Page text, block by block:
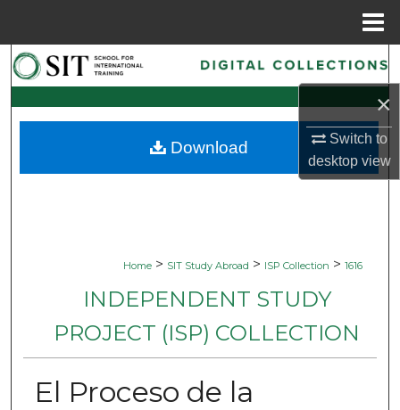
×
Switch to
desktopview
Search
Browse Collections
My Account
Home > SIT Study Abroad > ISP Collection > 1616
INDEPENDENT STUDY
PROJECT (ISP) COLLECTION
El Proceso de la
Download